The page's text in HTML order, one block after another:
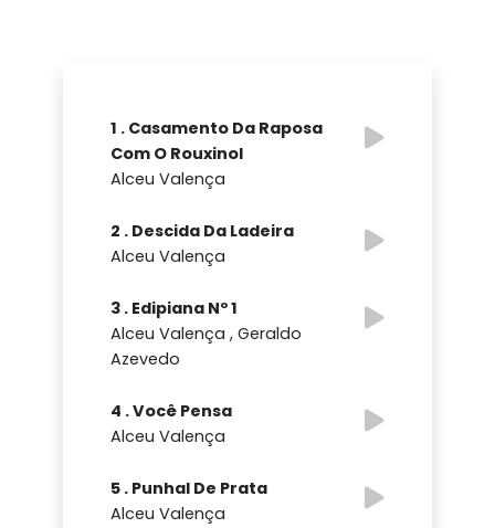
1 . Casamento Da Raposa
Com O Rouxinol
Alceu Valença
2 . Descida Da Ladeira
Alceu Valença
3 . Edipiana Nº 1
Alceu Valença , Geraldo
Azevedo
4 . Você Pensa
Alceu Valença
5 . Punhal De Prata
Alceu Valença